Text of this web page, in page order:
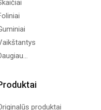
produktai